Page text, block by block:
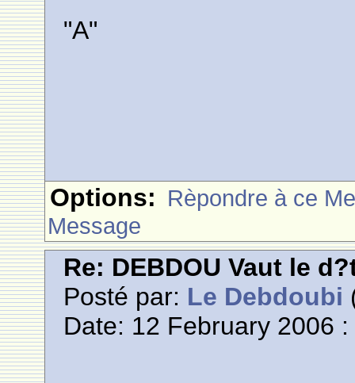
"A"
Options: Rèpondre à ce
Message
Re: DEBDOU Vaut le
Posté par: Le Debdoubi
Date: 12 February 2006